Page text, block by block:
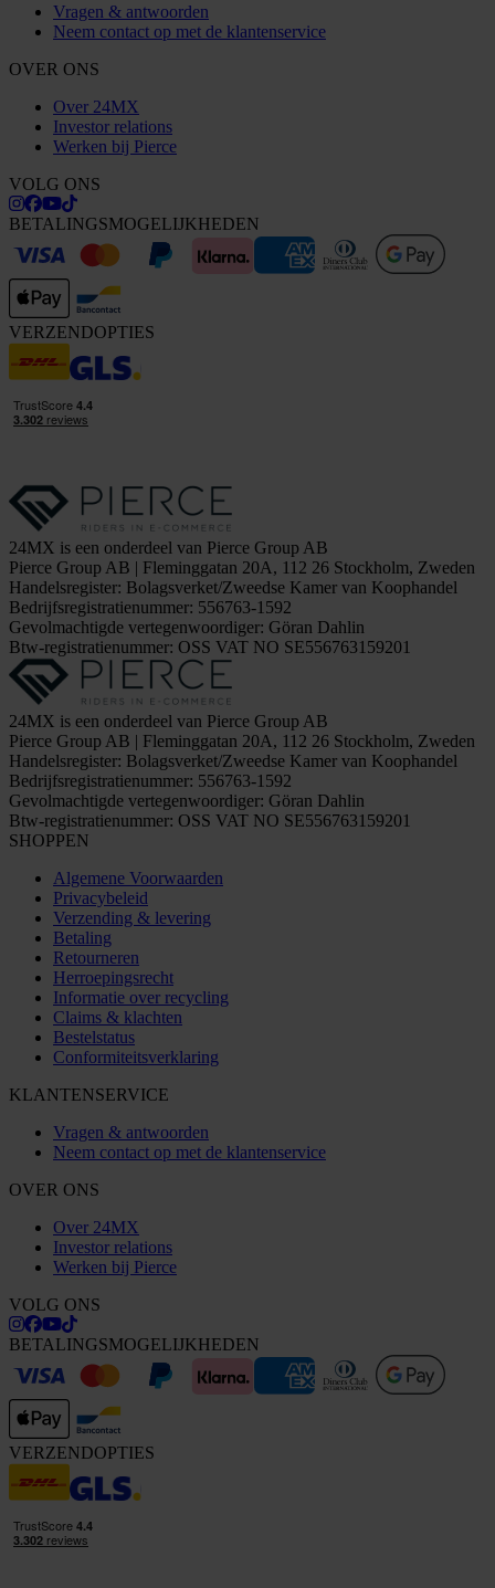
Vragen & antwoorden
Neem contact op met de klantenservice
OVER ONS
Over 24MX
Investor relations
Werken bij Pierce
VOLG ONS
BETALINGSMOGELIJKHEDEN
VERZENDOPTIES
24MX is een onderdeel van Pierce Group AB
Pierce Group AB | Fleminggatan 20A, 112 26 Stockholm, Zweden
Handelsregister: Bolagsverket/Zweedse Kamer van Koophandel
Bedrijfsregistratienummer: 556763-1592
Gevolmachtigde vertegenwoordiger: Göran Dahlin
Btw-registratienummer: OSS VAT NO SE556763159201
24MX is een onderdeel van Pierce Group AB
Pierce Group AB | Fleminggatan 20A, 112 26 Stockholm, Zweden
Handelsregister: Bolagsverket/Zweedse Kamer van Koophandel
Bedrijfsregistratienummer: 556763-1592
Gevolmachtigde vertegenwoordiger: Göran Dahlin
Btw-registratienummer: OSS VAT NO SE556763159201
SHOPPEN
Algemene Voorwaarden
Privacybeleid
Verzending & levering
Betaling
Retourneren
Herroepingsrecht
Informatie over recycling
Claims & klachten
Bestelstatus
Conformiteitsverklaring
KLANTENSERVICE
Vragen & antwoorden
Neem contact op met de klantenservice
OVER ONS
Over 24MX
Investor relations
Werken bij Pierce
VOLG ONS
BETALINGSMOGELIJKHEDEN
VERZENDOPTIES